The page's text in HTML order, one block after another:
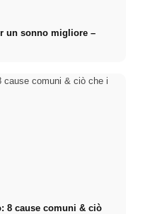
un sonno migliore –
8 cause comuni & ciò